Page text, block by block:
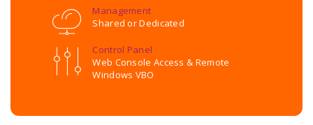
Management
Shared or Dedicated
Control Panel
Web Console Access & Remote
Windows VBO